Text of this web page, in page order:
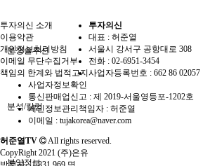
분쟁솔루션
분석/칼럼
분양정보
투자의신 소개
이용약관
개인정보처리방침
이메일 무단수집거부
책임의 한계와 법적고지
투자의신
대표 : 허준열
서울시 강서구 공항대로 308
전화 : 02-6951-3454
사업자등록번호 : 662 86 02057
사업자정보확인
통신판매업신고 : 제 2019-서울영등포-1202호
개인정보관리책임자 : 허준열
이메일 : tujakorea@naver.com
허준열TV
All rights reserved.
CopyRight 2021 (주)은유